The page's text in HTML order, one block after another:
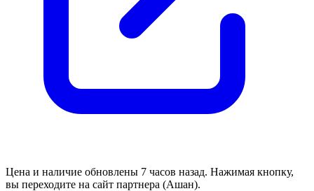
Цена и наличие обновлены 7 часов назад. Нажимая кнопку,
вы переходите на сайт партнера (Ашан).